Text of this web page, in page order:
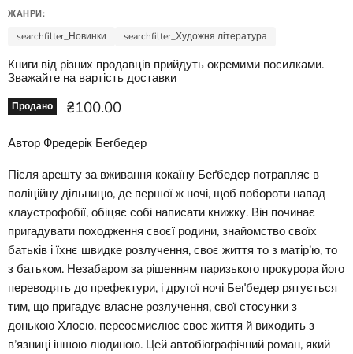
ЖАНРИ:
searchfilter_Новинки searchfilter_Художня література
Книги від різних продавців прийдуть окремими посилками.
Зважайте на вартість доставки
Продано Ціна зараз
₴100.00
Автор Фредерік Бегбедер
Після арешту за вживання кокаїну Беґбедер потрапляє в
поліційну дільницю, де першої ж ночі, щоб побороти напад
клаустрофобії, обіцяє собі написати книжку. Він починає
пригадувати походження своєї родини, знайомство своїх
батьків і їхнє швидке розлучення, своє життя то з матір’ю, то
з батьком. Незабаром за рішенням паризького прокурора його
переводять до префектури, і другої ночі Беґбедер рятується
тим, що пригадує власне розлучення, свої стосунки з
донькою Хлоєю, переосмислює своє життя й виходить з
в’язниці іншою людиною. Цей автобіографічний роман, який